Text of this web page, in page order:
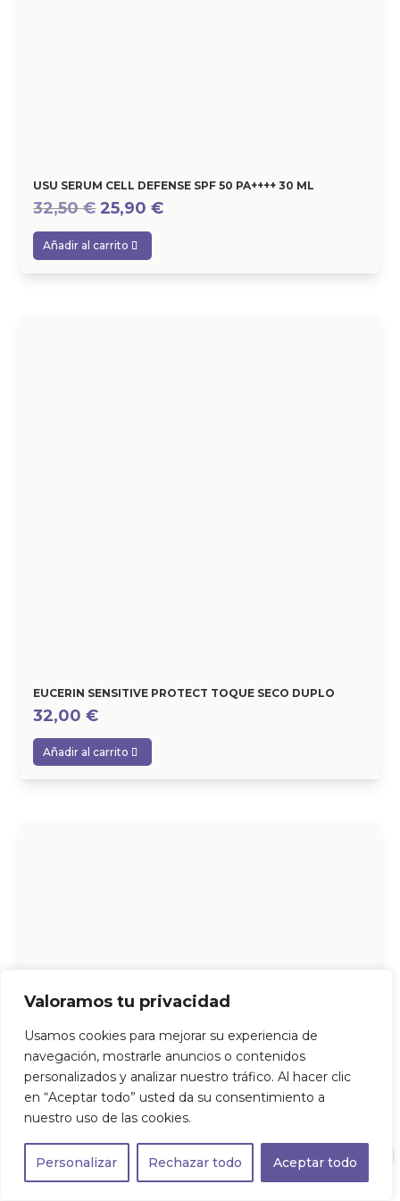
Valoramos tu privacidad
Usamos cookies para mejorar su experiencia de
navegación, mostrarle anuncios o contenidos
personalizados y analizar nuestro tráfico. Al hacer clic
en “Aceptar todo” usted da su consentimiento a
nuestro uso de las cookies.
Personalizar Rechazar todo Aceptar todo
USU SERUM CELL DEFENSE SPF 50 PA++++ 30 ML
32,50€ El
precio
original
era:
25,90€El
es:
Añadir al carrito
EUCERIN SENSITIVE PROTECT TOQUE SECO DUPLO
32,00€
Añadir al carrito